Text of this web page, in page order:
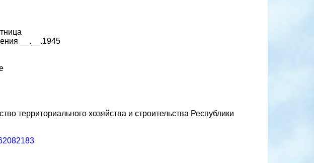
__.__.1945
территориального хозяйства и строительства Республики